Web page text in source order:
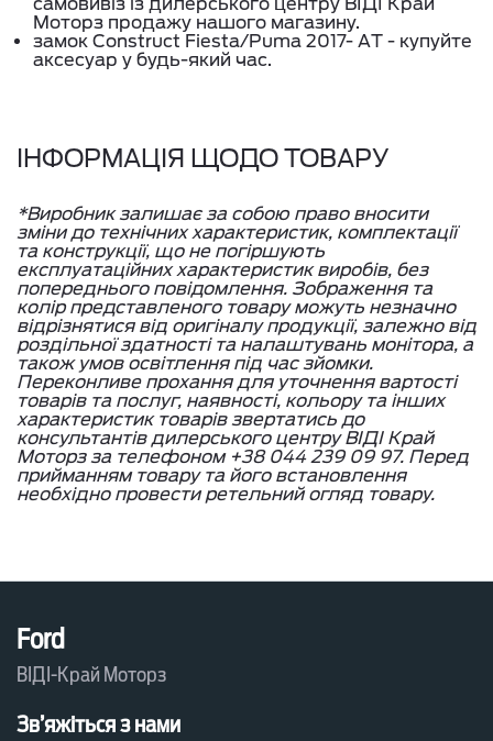
Моторз продажу нашого магазину.
замок Construct Fiesta/Puma 2017- АT - купуйте
аксесуар у будь-який час.
ІНФОРМАЦІЯ ЩОДО ТОВАРУ
*Виробник залишає за собою право вносити
зміни до технічних характеристик, комплектації
та конструкції, що не погіршують
експлуатаційних характеристик виробів, без
попереднього повідомлення. Зображення та
колір представленого товару можуть незначно
відрізнятися від оригіналу продукції, залежно від
роздільної здатності та налаштувань монітора, а
також умов освітлення під час зйомки.
Переконливе прохання для уточнення вартості
товарів та послуг, наявності, кольору та інших
характеристик товарів звертатись до
консультантів дилерського центру ВІДІ Край
Моторз за телефоном +38 044 239 09 97. Перед
прийманням товару та його встановлення
необхідно провести ретельний огляд товару.
Ford
ВІДІ-Край Моторз
Зв’яжіться з нами